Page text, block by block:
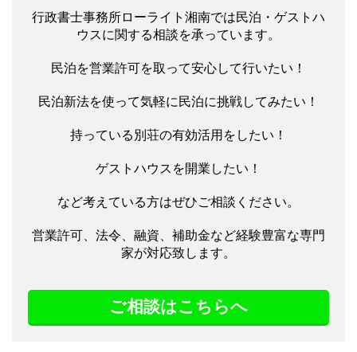
行政書士事務所ローライト湘南では民泊・ゲストハ
ウスに関する相談を承っています。
民泊を営業許可を取って安心して行いたい！
民泊新法を使って気軽に民泊に挑戦してみたい！
持っている別荘の有効活用をしたい！
ゲストハウスを開業したい！
など考えている方はぜひご相談ください。
営業許可、法令、融資、補助金など経験豊富な専門
家が対応致します。
ご相談はこちらへ